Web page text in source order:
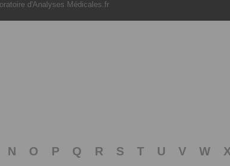
d'Analyses Médicales.fr
N O P Q R S T U V W